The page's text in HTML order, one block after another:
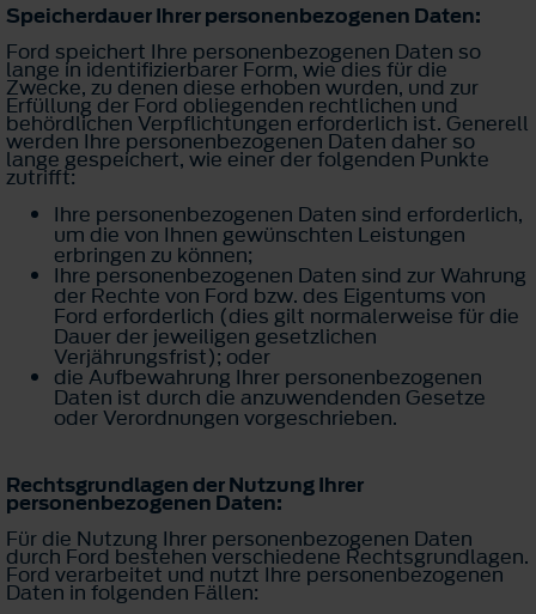
Speicherdauer Ihrer personenbezogenen Daten:
Ford speichert Ihre personenbezogenen Daten so
lange in identifizierbarer Form, wie dies für die
Zwecke, zu denen diese erhoben wurden, und zur
Erfüllung der Ford obliegenden rechtlichen und
behördlichen Verpflichtungen erforderlich ist. Generell
werden Ihre personenbezogenen Daten daher so
lange gespeichert, wie einer der folgenden Punkte
zutrifft:
Ihre personenbezogenen Daten sind erforderlich,
um die von Ihnen gewünschten Leistungen
erbringen zu können;
Ihre personenbezogenen Daten sind zur Wahrung
der Rechte von Ford bzw. des Eigentums von
Ford erforderlich (dies gilt normalerweise für die
Dauer der jeweiligen gesetzlichen
Verjährungsfrist); oder
die Aufbewahrung Ihrer personenbezogenen
Daten ist durch die anzuwendenden Gesetze
oder Verordnungen vorgeschrieben.
Rechtsgrundlagen der Nutzung Ihrer
personenbezogenen Daten:
Für die Nutzung Ihrer personenbezogenen Daten
durch Ford bestehen verschiedene Rechtsgrundlagen.
Ford verarbeitet und nutzt Ihre personenbezogenen
Daten in folgenden Fällen: